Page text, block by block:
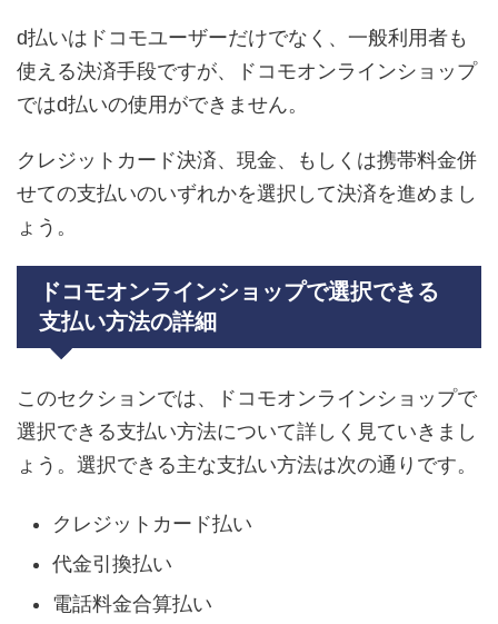
d払いはドコモユーザーだけでなく、一般利用者も
使える決済手段ですが、ドコモオンラインショップ
ではd払いの使用ができません。
クレジットカード決済、現金、もしくは携帯料金併
せての支払いのいずれかを選択して決済を進めまし
ょう。
ドコモオンラインショップで選択できる
支払い方法の詳細
このセクションでは、ドコモオンラインショップで
選択できる支払い方法について詳しく見ていきまし
ょう。選択できる主な支払い方法は次の通りです。
クレジットカード払い
代金引換払い
電話料金合算払い